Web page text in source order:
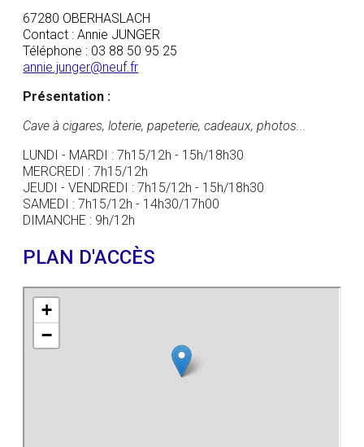
67280 OBERHASLACH
Contact : Annie JUNGER
Téléphone : 03 88 50 95 25
annie.junger@neuf.fr
Présentation :
Cave à cigares, loterie, papeterie, cadeaux, photos...
LUNDI - MARDI : 7h15/12h - 15h/18h30
MERCREDI : 7h15/12h
JEUDI - VENDREDI : 7h15/12h - 15h/18h30
SAMEDI : 7h15/12h - 14h30/17h00
DIMANCHE : 9h/12h
PLAN D'ACCÈS